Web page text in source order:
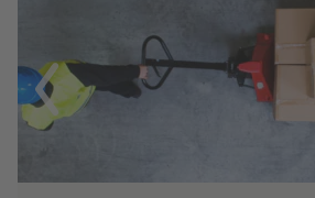
Previous